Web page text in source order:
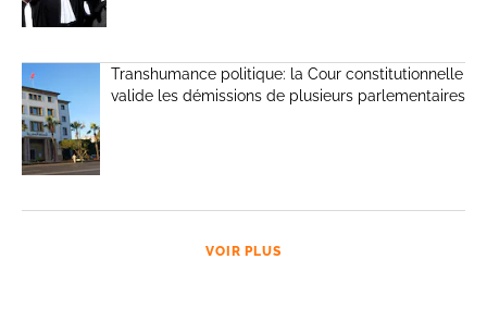
Transhumance politique: la Cour constitutionnelle
valide les démissions de plusieurs parlementaires
VOIR PLUS